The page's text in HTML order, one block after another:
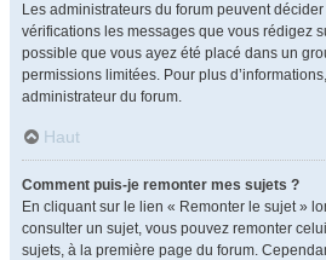
Les administrateurs du forum peuvent
vérifications les messages que vous rédigez
possible que vous ayez été placé dans un
permissions limitées. Pour plus
administrateur du forum.
Haut
Comment puis-je remonter mes sujets ?
En cliquant sur le lien « Remonter le sujet »
consulter un sujet, vous pouvez remonter
sujets, à la première page du forum.